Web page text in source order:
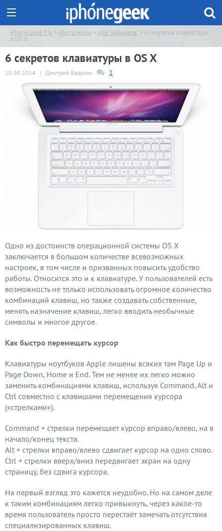
iPhoneGeek.Me » Инструкции »для "чайников" » 6 секретов клавиатуры
в OS X
6 секретов клавиатуры в OS X
10.08.2014 | Дмитрий Бадигин 1
Одно из достоинств операционной системы OS X
заключается в большом количестве всевозможных
настроек, в том числе и призванных повысить удобство
работы. Относится это и к клавиатуре. У пользователей есть
возможность не только использовать огромное количество
комбинаций клавиш, но также создавать собственные,
менять назначение клавиш, легко вводить необычные
символы и многое другое.
Как быстро перемещать курсор
Клавиатуры ноутбуков Apple лишены всяких там Page Up и
Page Down, Home и End. Тем не менее их легко можно
заменить комбинациями клавиш, используя Command, Alt и
Ctrl совместно с клавишами перемещения курсора
(«стрелками»).
Command + стрелки перемещает курсор вправо/влево, на в
начало/конец текста.
Alt + стрелки вправо/влево сдвигает курсор на одно слово.
Ctrl + стрелки вверх/вниз передвигает экран на одну
страницу, без сдвига курсора.
На первый взгляд это кажется неудобно. Но на самом деле
к таким комбинациям легко привыкнуть, через какое-то
время пользователь просто перестаёт замечать отсутствия
специализированных клавиш.